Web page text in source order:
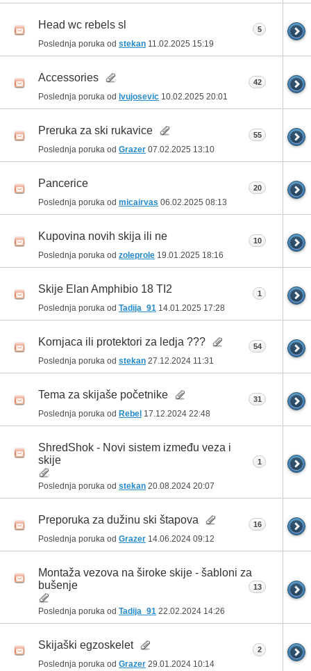
Head wc rebels sl
Poslednja poruka od stekan 11.02.2025 15:19
5
Accessories
Poslednja poruka od lvujosevic 10.02.2025 20:01
42
Preruka za ski rukavice
Poslednja poruka od Grazer 07.02.2025 13:10
55
Pancerice
Poslednja poruka od micairvas 06.02.2025 08:13
20
Kupovina novih skija ili ne
Poslednja poruka od zoleprole 19.01.2025 18:16
10
Skije Elan Amphibio 18 TI2
Poslednja poruka od Tadija_91 14.01.2025 17:28
1
Kornjaca ili protektori za ledja ???
Poslednja poruka od stekan 27.12.2024 11:31
54
Tema za skijaše početnike
Poslednja poruka od Rebel 17.12.2024 22:48
31
ShredShok - Novi sistem između veza i
skije
Poslednja poruka od stekan 20.08.2024 20:07
1
Preporuka za dužinu ski štapova
Poslednja poruka od Grazer 14.06.2024 09:12
16
Montaža vezova na široke skije - šabloni za
bušenje
Poslednja poruka od Tadija_91 22.02.2024 14:26
13
Skijaški egzoskelet
Poslednja poruka od Grazer 29.01.2024 10:14
2